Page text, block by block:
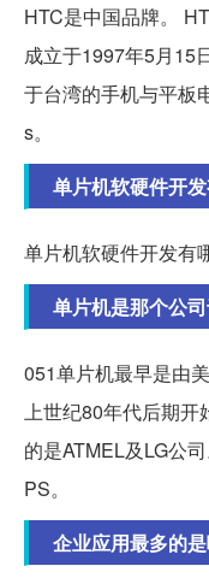
HTC是中国品牌。
成立于1997年5月15
于台湾的手机与平板
s。
单片机软硬件开
单片机软硬件开发有
单片机是那个公
051单片机最早是由
上世纪80年代后期开
的是ATMEL及LG公
PS。
企业应用最多的